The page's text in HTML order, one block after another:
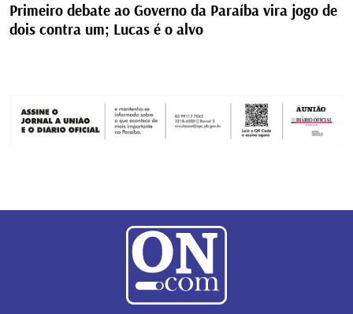
Primeiro debate ao Governo da Paraíba vira jogo de
dois contra um; Lucas é o alvo